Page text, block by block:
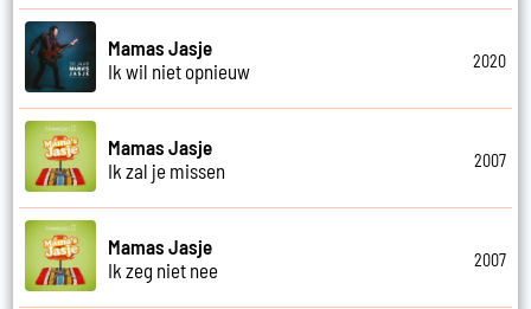
Mamas Jasje
Ik wil niet opnieuw
2020
Mamas Jasje
Ik zal je missen
2007
Mamas Jasje
Ik zeg niet nee
2007